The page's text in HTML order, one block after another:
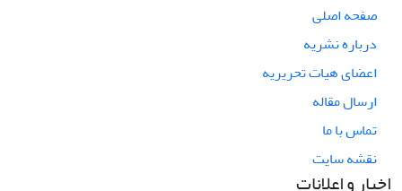
صفحه اصلی
درباره نشریه
اعضای هیات تحریریه
ارسال مقاله
تماس با ما
نقشه سایت
اخبار و اعلانات